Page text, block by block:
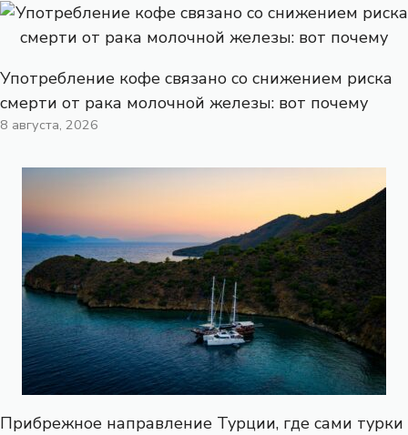
Употребление кофе связано со снижением риска
смерти от рака молочной железы: вот почему
8 августа, 2026
Прибрежное направление Турции, где сами турки